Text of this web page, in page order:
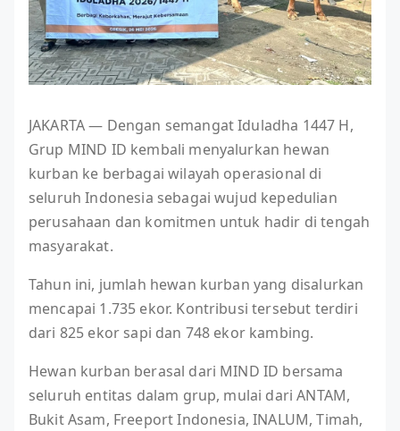
JAKARTA — Dengan semangat Iduladha 1447 H,
Grup MIND ID kembali menyalurkan hewan
kurban ke berbagai wilayah operasional di
seluruh Indonesia sebagai wujud kepedulian
perusahaan dan komitmen untuk hadir di tengah
masyarakat.
Tahun ini, jumlah hewan kurban yang disalurkan
mencapai 1.735 ekor. Kontribusi tersebut terdiri
dari 825 ekor sapi dan 748 ekor kambing.
Hewan kurban berasal dari MIND ID bersama
seluruh entitas dalam grup, mulai dari ANTAM,
Bukit Asam, Freeport Indonesia, INALUM, Timah,